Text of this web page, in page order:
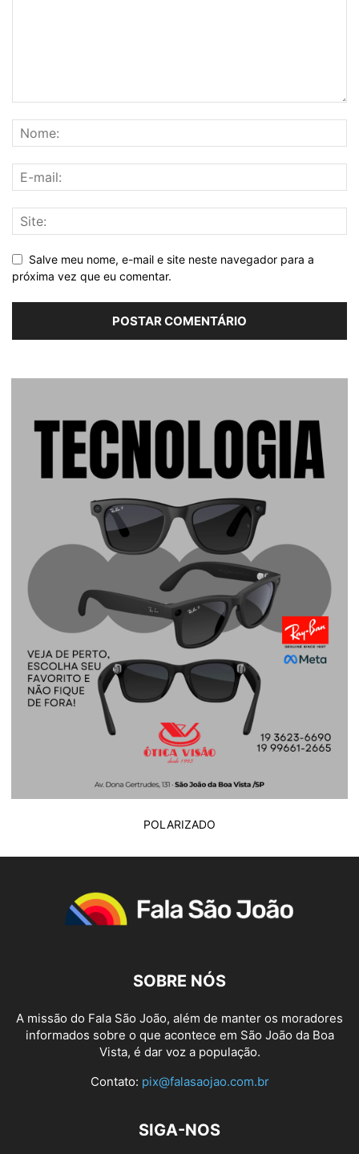
Salve meu nome, e-mail e site neste navegador para a
próxima vez que eu comentar.
POLARIZADO
SOBRE NÓS
A missão do Fala São João, além de manter os moradores
informados sobre o que acontece em São João da Boa
Vista, é dar voz a população.
Contato: pix@falasaojao.com.br
SIGA-NOS